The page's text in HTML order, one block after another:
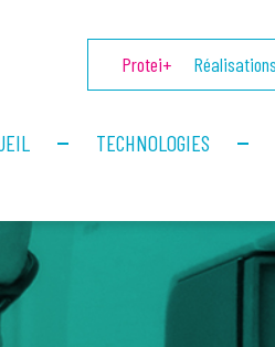
Protei+ Réalisations
TECHNOLOGIES